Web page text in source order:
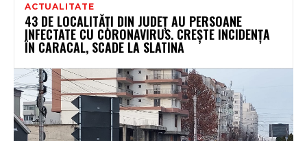
ACTUALITATE
43 DE LOCALITĂȚI DIN JUDEȚ AU PERSOANE
INFECTATE CU CORONAVIRUS. CREȘTE INCIDENȚA
ÎN CARACAL, SCADE LA SLATINA